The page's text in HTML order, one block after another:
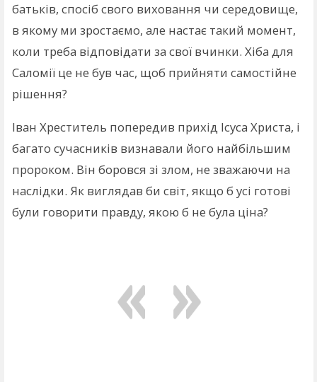
батьків, спосіб свого виховання чи середовище,
в якому ми зростаємо, але настає такий момент,
коли треба відповідати за свої вчинки. Хіба для
Саломії це не був час, щоб прийняти самостійне
рішення?
Іван Хреститель попередив прихід Ісуса Христа, і
багато сучасників визнавали його найбільшим
пророком. Він боровся зі злом, не зважаючи на
наслідки. Як виглядав би світ, якщо б усі готові
були говорити правду, якою б не була ціна?